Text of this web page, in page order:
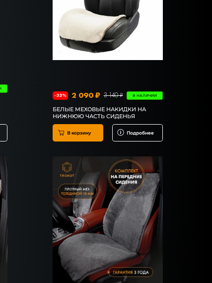
-33% 2 090 ₽ 3 140 ₽ В НАЛИЧИИ
БЕЛЫЕ МЕХОВЫЕ НАКИДКИ НА
НИЖНЮЮ ЧАСТЬ СИДЕНЬЯ
В корзину Подробнее